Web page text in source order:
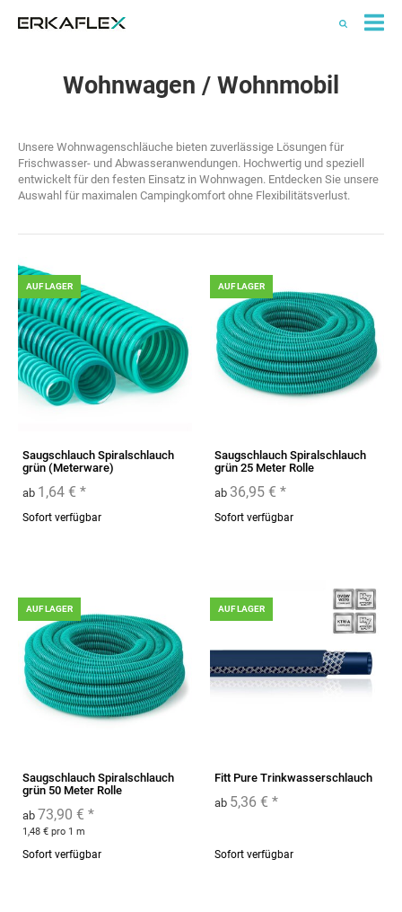
Wohnwagen / Wohnmobil
Unsere Wohnwagenschläuche bieten zuverlässige Lösungen für
Frischwasser- und Abwasseranwendungen. Hochwertig und speziell
entwickelt für den festen Einsatz in Wohnwagen. Entdecken Sie unsere
Auswahl für maximalen Campingkomfort ohne Flexibilitätsverlust.
AUF LAGER
Saugschlauch Spiralschlauch
grün (Meterware)
ab 1,64 € *
Sofort verfügbar
AUF LAGER
Saugschlauch Spiralschlauch
grün 25 Meter Rolle
ab 36,95 € *
Sofort verfügbar
AUF LAGER
Saugschlauch Spiralschlauch
grün 50 Meter Rolle
ab 73,90 € *
1,48 € pro 1 m
Sofort verfügbar
AUF LAGER
Fitt Pure Trinkwasserschlauch
ab 5,36 € *
Sofort verfügbar